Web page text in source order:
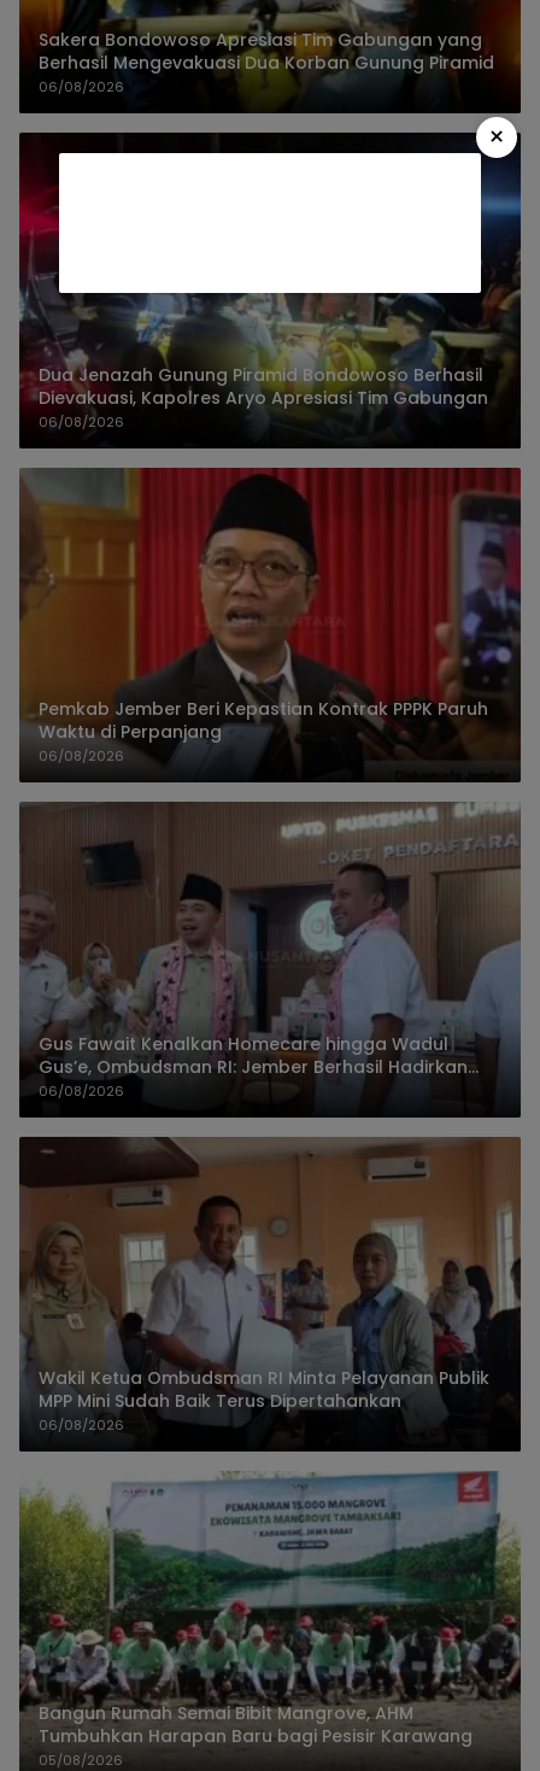
Sakera Bondowoso Apresiasi Tim Gabungan yang
Berhasil Mengevakuasi Dua Korban Gunung Piramid
06/08/2026
Dua Jenazah Gunung Piramid Bondowoso Berhasil
Dievakuasi, Kapolres Aryo Apresiasi Tim Gabungan
06/08/2026
Pemkab Jember Beri Kepastian Kontrak PPPK Paruh
Waktu di Perpanjang
06/08/2026
Gus Fawait Kenalkan Homecare hingga Wadul
Gus’e, Ombudsman RI: Jember Berhasil Hadirkan
Layanan Kualitas
06/08/2026
Wakil Ketua Ombudsman RI Minta Pelayanan Publik
MPP Mini Sudah Baik Terus Dipertahankan
06/08/2026
Bangun Rumah Semai Bibit Mangrove, AHM
Tumbuhkan Harapan Baru bagi Pesisir Karawang
05/08/2026
×